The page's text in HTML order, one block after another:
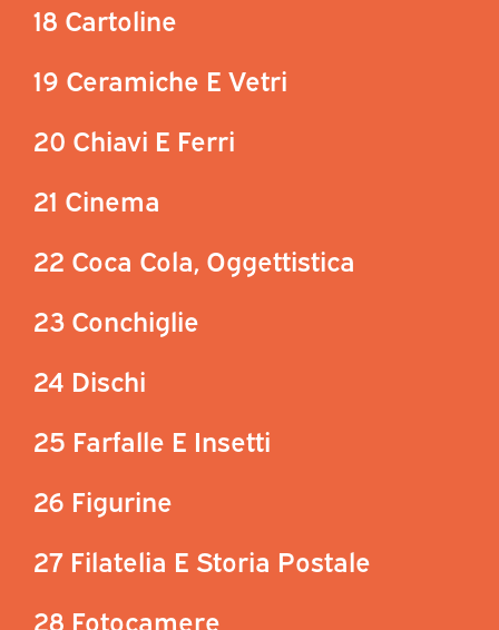
18 Cartoline
19 Ceramiche E Vetri
20 Chiavi E Ferri
21 Cinema
22 Coca Cola, Oggettistica
23 Conchiglie
24 Dischi
25 Farfalle E Insetti
26 Figurine
27 Filatelia E Storia Postale
28 Fotocamere